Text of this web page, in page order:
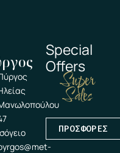
Special
Offers
Super
Sales
ΠΡΟΣΦΟΡΕΣ